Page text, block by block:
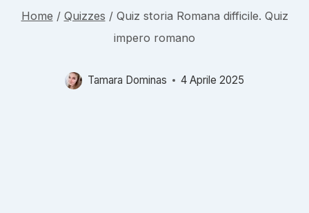
Home / Quizzes / Quiz storia Romana difficile. Quiz
impero romano
Tamara Dominas 4 Aprile 2025